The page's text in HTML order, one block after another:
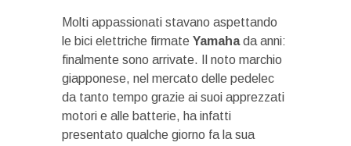
Molti appassionati stavano aspettando
le bici elettriche firmate Yamahada anni:
finalmente sono arrivate. Il noto marchio
giapponese, nel mercato delle pedelec
da tanto tempo grazie ai suoi apprezzati
motori e alle batterie, ha infatti
presentato qualche giorno fa la sua